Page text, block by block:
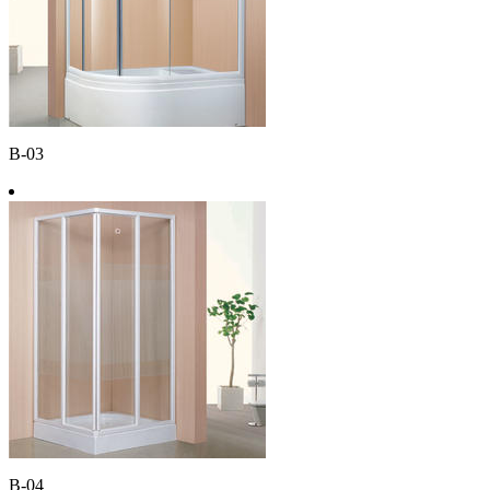
B-03
B-04